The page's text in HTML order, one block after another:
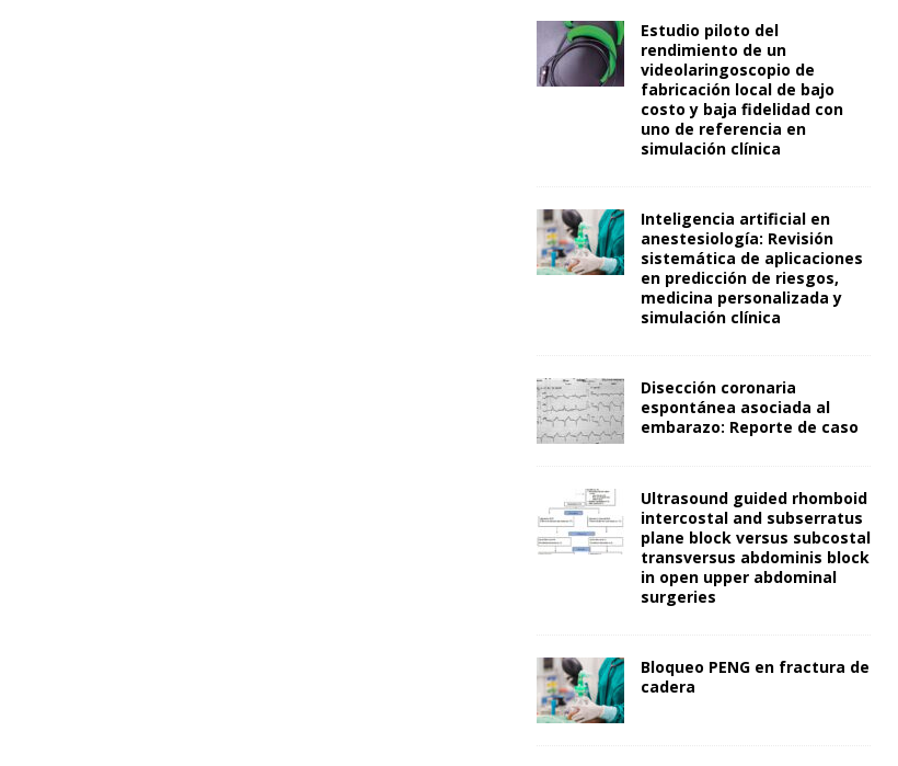
Estudio piloto del
rendimiento de un
videolaringoscopio de
fabricación local de bajo
costo y baja fidelidad con
uno de referencia en
simulación clínica
Inteligencia artificial en
anestesiología: Revisión
sistemática de aplicaciones
en predicción de riesgos,
medicina personalizada y
simulación clínica
Disección coronaria
espontánea asociada al
embarazo: Reporte de caso
Ultrasound guided rhomboid
intercostal and subserratus
plane block versus subcostal
transversus abdominis block
in open upper abdominal
surgeries
Bloqueo PENG en fractura de
cadera